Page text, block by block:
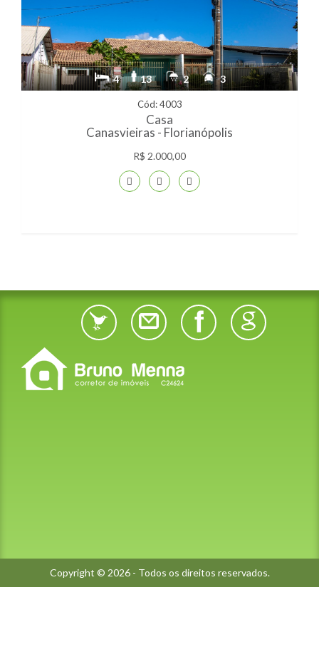
Cód: 4003
Casa
Canasvieiras - Florianópolis
4 13 2 3
R$ 2.000,00
Copyright © 2026 - Todos os direitos reservados.